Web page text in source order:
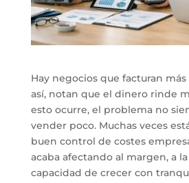
Hay negocios que facturan más
así, notan que el dinero rinde
esto ocurre, el problema no
vender poco. Muchas veces
buen control de costes
acaba afectando al margen, a
capacidad de crecer con